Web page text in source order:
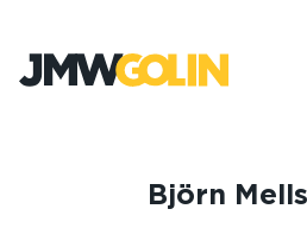
innehåll
Björn